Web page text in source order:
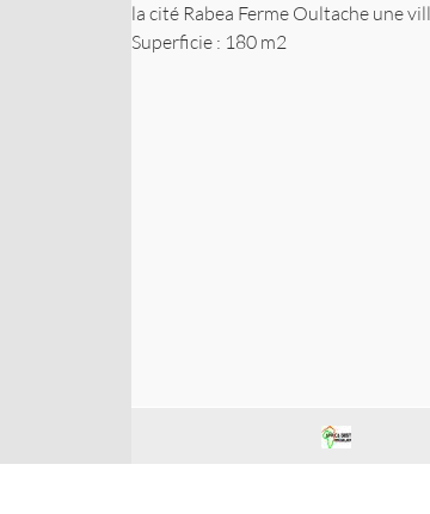
la cité Rabea Ferme Oultache une
Superficie : 180 m2